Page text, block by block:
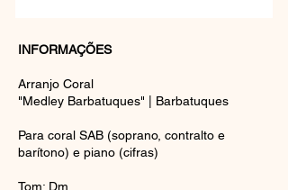
INFORMAÇÕES
Arranjo Coral
"Medley Barbatuques" | Barbatuques
Para coral SAB (soprano, contralto e
barítono) e piano (cifras)
Tom: Dm